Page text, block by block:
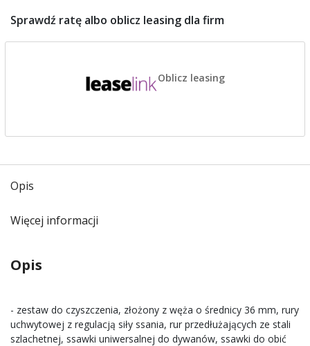
Sprawdź ratę albo oblicz leasing dla firm
Oblicz leasing
Opis
Więcej informacji
Opis
- zestaw do czyszczenia, złożony z węża o średnicy 36 mm, rury
uchwytowej z regulacją siły ssania, rur przedłużających ze stali
szlachetnej, ssawki uniwersalnej do dywanów, ssawki do obić